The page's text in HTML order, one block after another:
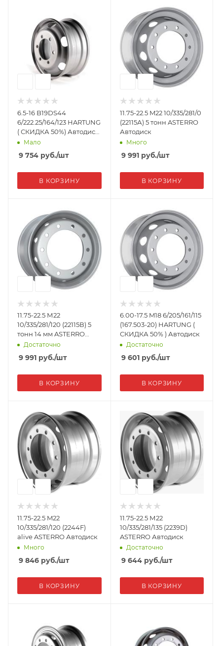
6.5-16 B19DS44
6/222.25/164/123 HARTUNG
( СКИДКА 50%) Автодиск
BAW Fenix 1065
Мало
9 754 руб./шт
В КОРЗИНУ
11.75-22.5 M22 10/335/281/0
(22115А) 5 тонн ASTERRO
Автодиск
Много
9 991руб./шт
В КОРЗИНУ
11.75-22.5 М22
10/335/281/120 (22115В) 5
тонн 14 мм ASTERRO
Автодиск
Достаточно
9 991 руб./шт
В КОРЗИНУ
6.00-17.5 M18 6/205/161/115
(167.503-20) HARTUNG (
СКИДКА 50% ) Автодиск
Достаточно
9 601руб./шт
В КОРЗИНУ
11.75-22.5 M22
10/335/281/120 (2244F)
alive ASTERRO Автодиск
Много
9 846 руб./шт
В КОРЗИНУ
11.75-22.5 М22
10/335/281/135 (2239D)
ASTERRO Автодиск
Достаточно
9 644руб./шт
В КОРЗИНУ